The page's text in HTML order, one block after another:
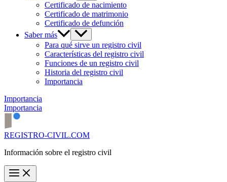
Certificado de nacimiento
Certificado de matrimonio
Certificado de defunción
Saber más
Para qué sirve un registro civil
Características del registro civil
Funciones de un registro civil
Historia del registro civil
Importancia
Importancia
Importancia
REGISTRO-CIVIL.COM
Información sobre el registro civil